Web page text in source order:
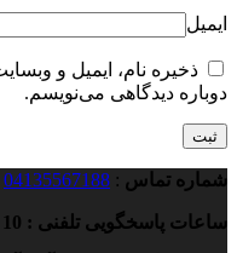
ایمیل
ذخیره نام، ایمیل و
دوباره دیدگاهی می‌نویسم.
شماره تماس :
04135567188
ساعات پاسخگویی تلفنی : 10 الی 19